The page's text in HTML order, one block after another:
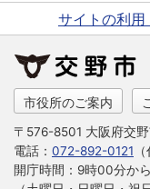
サイトの利用
市役所のご案内
〒576-8501 大阪府交
電話： 072-892-0121
開庁時間：9時00分か